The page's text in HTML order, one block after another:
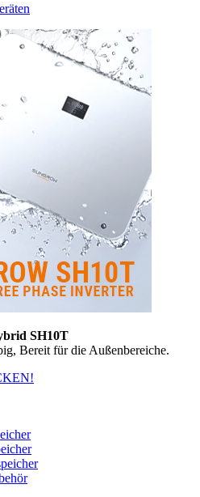
SH10T
Bereit für die Außenbereiche.